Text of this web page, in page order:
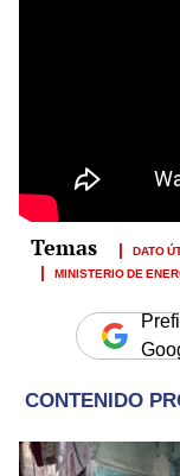
DATO
MINISTERIO DE